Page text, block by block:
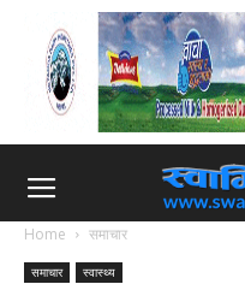
Home समाचार
समाचार स्वास्थ्य